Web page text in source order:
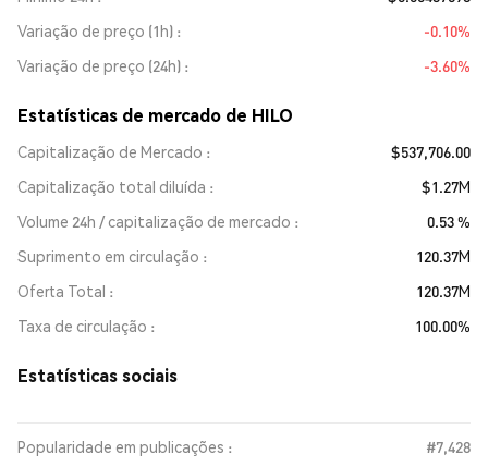
Variação de preço (1h)
-0.10%
Variação de preço (24h)
-3.60%
Estatísticas de mercado de HILO
Capitalização de Mercado
$537,706.00
Capitalização total diluída
$1.27M
Volume 24h / capitalização de mercado
0.53 %
Suprimento em circulação
120.37M
Oferta Total
120.37M
Taxa de circulação
100.00%
Estatísticas sociais
Popularidade em publicações :
#7,428